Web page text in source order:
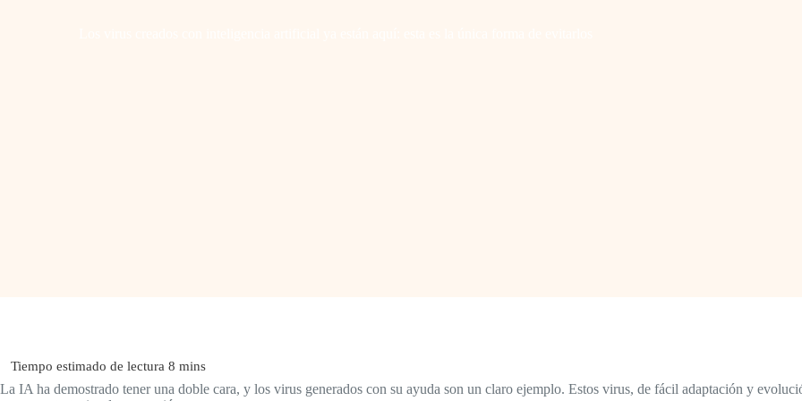
La IA ha demostrado tener una doble cara, y los virus generados con su ayuda son un claro ejemplo. Estos virus, de fácil adaptación y